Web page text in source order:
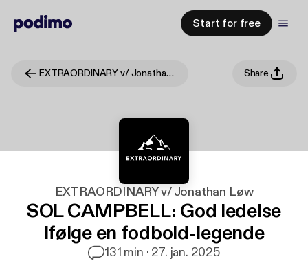
Start for free
EXTRAORDINARY v/ Jonathan Løw Share
EXTRAORDINARY v/ Jonathan Løw
SOL CAMPBELL: God ledelse
ifølge en fodbold-legende
131 min · 27. jan. 2025